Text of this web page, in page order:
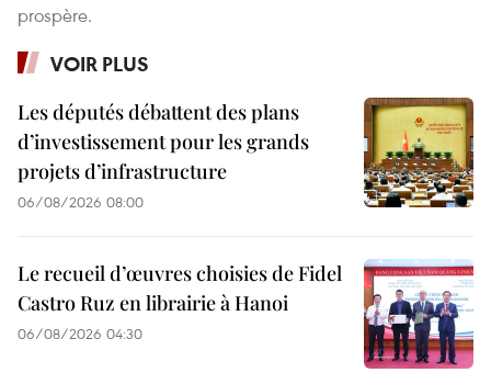
prospère.
VOIR PLUS
Les députés débattent des plans
d’investissement pour les grands
projets d’infrastructure
06/08/2026 08:00
Le recueil d’œuvres choisies de Fidel
Castro Ruz en librairie à Hanoi
06/08/2026 04:30